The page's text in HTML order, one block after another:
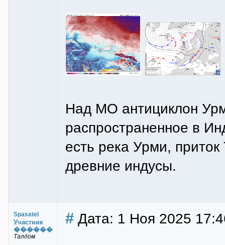
Над МО антициклон
распространенное в
есть река Урми,
древние индусы.
Spasatel
Участник
������
Талдом
# Дата: 1 Ноя 2025